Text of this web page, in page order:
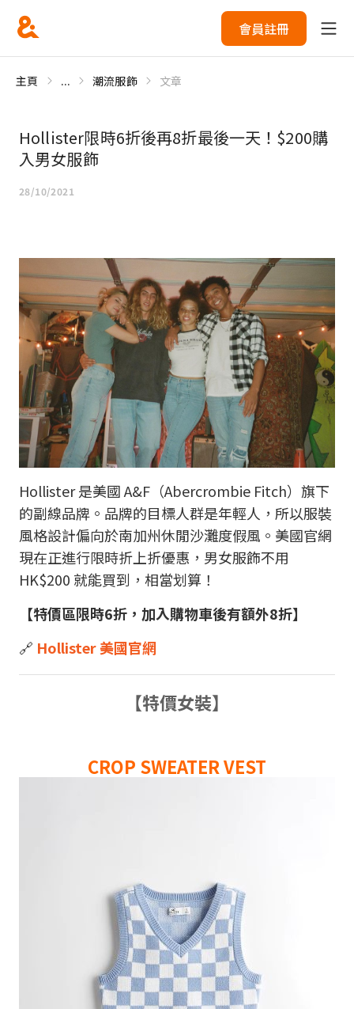
會員註冊
主頁 ... 潮流服飾 文章
Hollister限時6折後再8折最後一天！$200購
入男女服飾
28/10/2021
Hollister 是美國 A&F（Abercrombie Fitch）旗下
的副線品牌。品牌的目標人群是年輕人，所以服裝
風格設計偏向於南加州休閒沙灘度假風。美國官網
現在正進行限時折上折優惠，男女服飾不用
HK$200 就能買到，相當划算！
【特價區限時6折，加入購物車後有額外8折】
🔗 Hollister 美國官網
【特價女裝】
CROP SWEATER VEST